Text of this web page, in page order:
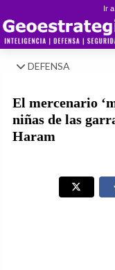
Ir
DEFENSA
El mercenario
niñas de las
Haram